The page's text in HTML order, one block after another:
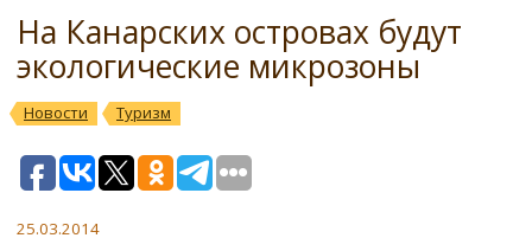
На Канарских островах будут
экологические микрозоны
Новости Туризм
25.03.2014